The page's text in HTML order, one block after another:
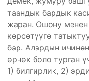
таандык бардык
жаран. Ошону менен
көрсөтүүгө
бар. Алардын
өрнөк боло турган
1) билгирлик, 2)